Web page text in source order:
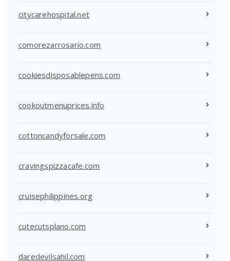
citycarehospital.net
comorezarrosario.com
cookiesdisposablepens.com
cookoutmenuprices.info
cottoncandyforsale.com
cravingspizzacafe.com
cruisephilippines.org
cutecutsplano.com
daredevilsahil.com